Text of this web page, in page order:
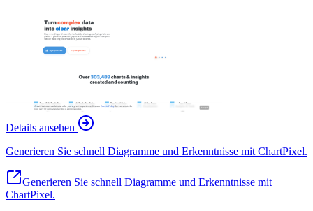
Details ansehen
Generieren Sie schnell Diagramme und Erkenntnisse mit ChartPixel.
Generieren Sie schnell Diagramme und Erkenntnisse mit
ChartPixel.